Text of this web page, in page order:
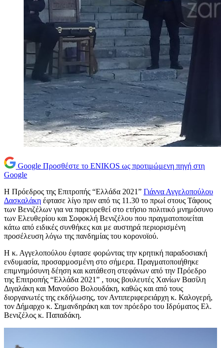
Google Προσθέστε το ENIKOS ως προτιμώμενη πηγή στη
Google
Η Πρόεδρος της Επιτροπής “Ελλάδα 2021” Γιάννα Αγγελοπούλου
Δασκαλάκη έφτασε λίγο πριν από τις 11.30 το πρωί στους Τάφους
των Βενιζέλων για να παρευρεθεί στο ετήσιο πολιτικό μνημόσυνο
των Ελευθερίου και Σοφοκλή Βενιζέλου που πραγματοποιείται
κάτω από ειδικές συνθήκες και με αυστηρά περιορισμένη
προσέλευση λόγω της πανδημίας του κορονοϊού.
Η κ. Αγγελοπούλου έφτασε φορώντας την κρητική παραδοσιακή
ενδυμασία, προσαρμοσμένη στο σήμερα. Πραγματοποιήθηκε
επιμνημόσυνη δέηση και κατάθεση στεφάνων από την Πρόεδρο
της Επιτροπής “Ελλάδα 2021” , τους βουλευτές Χανίων Βασίλη
Διγαλάκη και Μανούσο Βολουδάκη, καθώς και από τους
διοργανωτές της εκδήλωσης, τον Αντιπεριφερειάρχη κ. Καλογερή,
τον Δήμαρχο κ. Σημανδηράκη και τον πρόεδρο του Ιδρύματος Ελ.
Βενιζέλος κ. Παπαδάκη.